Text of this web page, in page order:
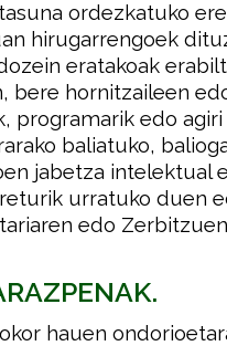
ordezkatuko
hirugarrengoek
eratakoak
bere hornitzaileen
programarik edo
baliatuko,
jabetza intelektual
urratuko duen
edo
hauen